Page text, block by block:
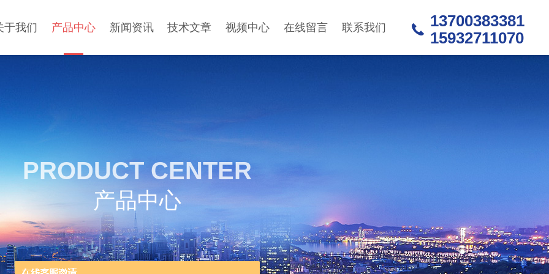
于我们 产品中心 新闻资讯 技术文章 视频中心 在线留言 联系我们
13700383381
15932711070
PRODUCT CENTER
产品中心